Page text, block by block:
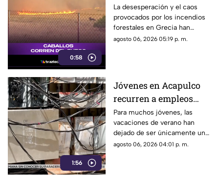
0:58
cuatro días de
incendios
descontrolados
La desesperación y el caos
provocados por los incendios
forestales en Grecia han
dejado imágenes
agosto 06, 2026 05:19 p. m.
1:56
Jóvenes en Acapulco
recurren a empleos
temporales ante el
próximo ciclo escolar
Para muchos jóvenes, las
vacaciones de verano han
dejado de ser únicamente un
periodo de descanso y
agosto 06, 2026 04:01 p. m.